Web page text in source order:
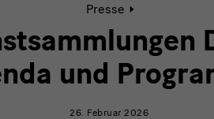
Presse
Dresden
stellen
Zukunftsagenda
und
und
26. Februar 2026